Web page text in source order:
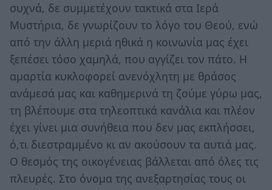
συχνά, δε συμμετέχουν τακτικά στα Ιερά
Μυστήρια, δε γνωρίζουν το λόγο του Θεού, ενώ
από την άλλη μεριά ηθικά η κοινωνία μας έχει
ξεπέσει τόσο χαμηλά, που αγγίζει τον πάτο. Η
αμαρτία κυκλοφορεί ανενόχλητη με θράσος
ανάμεσά μας και καθημερινά τη ζούμε γύρω μας,
τη βλέπουμε στα τηλεοπτικά κανάλια και πλέον
έχει γίνει μια συνήθεια που δεν μας εκπλήσσει,
ό,τι διεστραμμένο κι αν ακούσουν τα αυτιά μας.
Ο θεσμός της οικογένειας βάλλεται από όλες τις
πλευρές. Στο όνομα της ανεξαρτησίας τους οι